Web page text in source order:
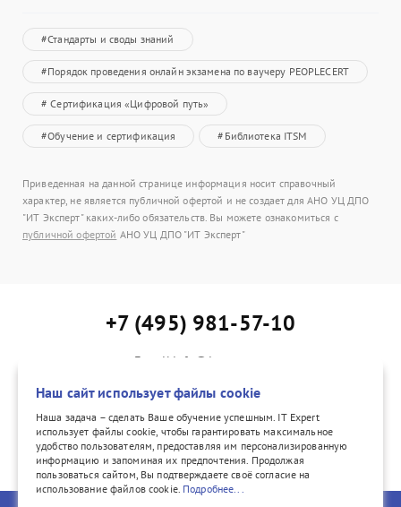
#Стандарты и своды знаний
#Порядок проведения онлайн экзамена по ваучеру PEOPLECERT
# Сертификация «Цифровой путь»
#Обучение и сертификация #Библиотека ITSM
Приведенная на данной странице информация носит справочный
характер, не является публичной офертой и не создает для АНО УЦ ДПО
"ИТ Эксперт" каких-либо обязательств. Вы можете ознакомиться с
публичной офертой АНО УЦ ДПО "ИТ Эксперт"
+7 (495) 981-57-10
E-mail:info@itexpert.ru
vk.com/itexpertvk/
Наш сайт использует файлы cookie
Наша задача – сделать Ваше обучение успешным. IT Expert
использует файлы cookie, чтобы гарантировать максимальное
удобство пользователям, предоставляя им персонализированную
информацию и запоминая их предпочтения. Продолжая
пользоваться сайтом, Вы подтверждаете своё согласие на
использование файлов cookie. Подробнее...